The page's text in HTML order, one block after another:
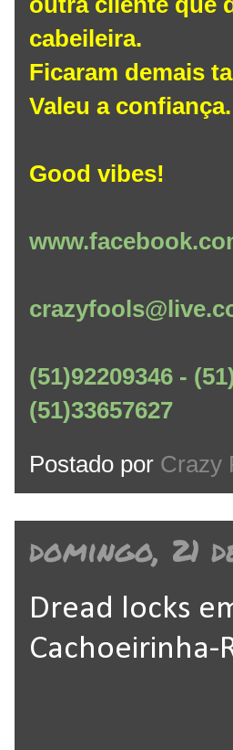
cabeileira.
Ficaram demais
Valeu a confiança.
Good vibes!
(51)92209346 -
(51)33657627
Postado por Crazy
domingo, 21
Dread locks
Cachoeirinha-